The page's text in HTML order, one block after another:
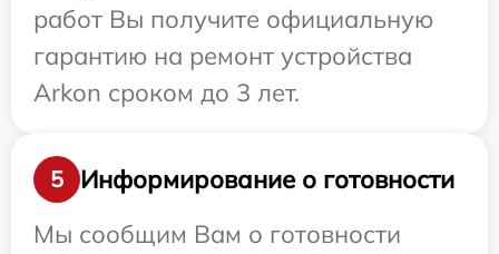
работ Вы получите официальную
гарантию на ремонт устройства
Arkon сроком до 3 лет.
5
Информирование о готовности
Мы сообщим Вам о готовности